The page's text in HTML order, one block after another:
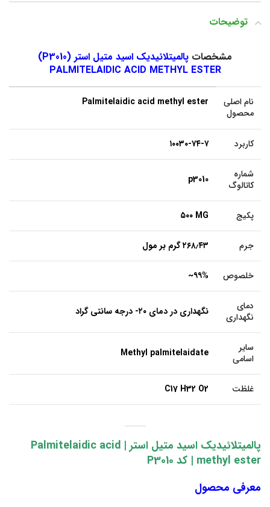
توضیحات
مشخصات
پالمیتلائیدیک اسید متیل استر (P3010)
PALMITELAIDIC ACID METHYL ESTER
نام اصلی
محصول
Palmitelaidic acid methyl ester
کاربرد ۱۰۰۳۰-۷۴-۷
شماره
کاتالوگ
p3010
پکیج ۵۰۰ MG
جرم ۲۶۸٫۴۳ گرم بر مول
خلصوص ~۹۹%
دمای
نگهداری
نگهداری در دمای ۲۰- درجه سانتی گراد
سایر
اسامی
Methyl palmitelaidate
غلظت C17 H32 O2
پالمیتلائیدیک اسید متیل استر | Palmitelaidic acid
methyl ester | کد P3010
معرفی محصول